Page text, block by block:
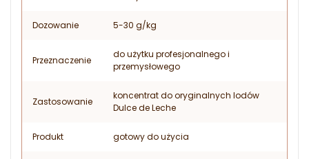
Dozowanie 5-30 g/kg
Przeznaczenie
do użytku profesjonalnego i
przemysłowego
Zastosowanie
koncentrat do oryginalnych lodów
Dulce de Leche
Produkt gotowy do użycia